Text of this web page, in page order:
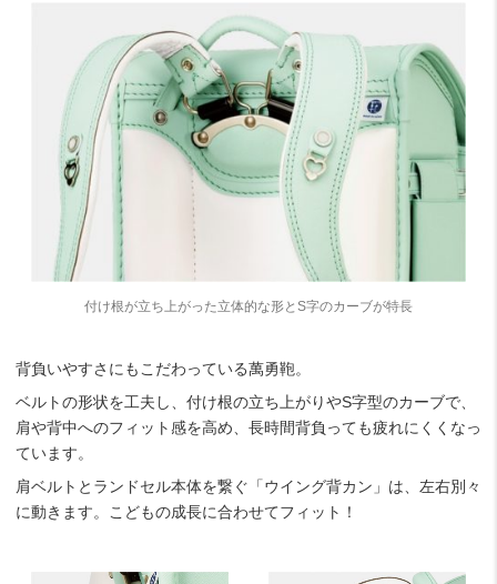
付け根が立ち上がった立体的な形とS字のカーブが特長
背負いやすさにもこだわっている萬勇鞄。
ベルトの形状を工夫し、付け根の立ち上がりやS字型のカーブで、
肩や背中へのフィット感を高め、長時間背負っても疲れにくくなっ
ています。
肩ベルトとランドセル本体を繋ぐ「ウイング背カン」は、左右別々
に動きます。こどもの成長に合わせてフィット！